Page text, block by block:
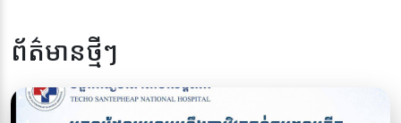
ព័ត៌មានថ្មីៗ